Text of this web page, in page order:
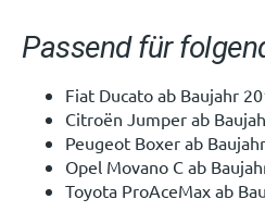
Passend für
Fiat Ducato ab Baujahr
Citroën Jumper ab
Peugeot Boxer ab
Opel Movano C ab
Toyota ProAceMax ab